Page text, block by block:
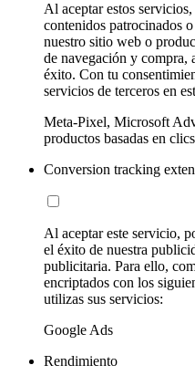
Al aceptar estos
contenidos patrocinados
nuestro sitio web o
de navegación y compra,
éxito. Con tu
servicios de terceros en
Meta-Pixel, Microsoft
productos basadas en
Conversion tracking
Al aceptar este servicio,
el éxito de nuestra
publicitaria. Para ello,
encriptados con los
utilizas sus servicios:
Google Ads
Rendimiento